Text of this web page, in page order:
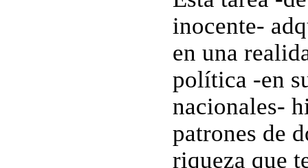
inocente-
en una
política -en
nacionales-
patrones de
riqueza que